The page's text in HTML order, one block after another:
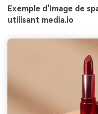
Exemple d'Image de
utilisant media.io